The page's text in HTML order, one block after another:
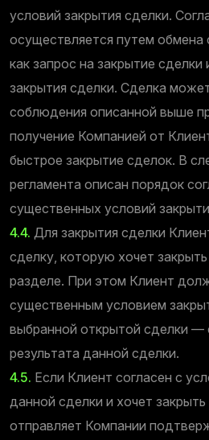
условий закрытия сделки.
осуществляется путем
как запрос на закрытие
закрытия сделки. Сделка
соблюдения описанной выше
получение Компанией от
быстрое закрытие сделок. В
регламента описан порядок
существенных условий
4.4. Для закрытия сделки
сделку, которую хочет
разделе. При этом Клиент
существенным условием
выбранной открытой сделки —
результата данной сделки.
4.5. Если Клиент согласен с
данной сделки и хочет
отправляет Компании